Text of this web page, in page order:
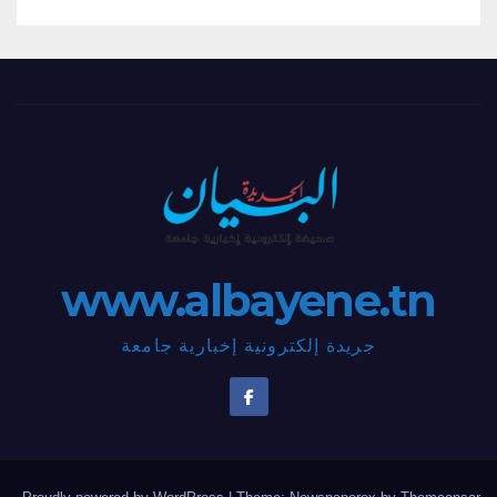
www.albayene.tn
جريدة إلكترونية إخبارية جامعة